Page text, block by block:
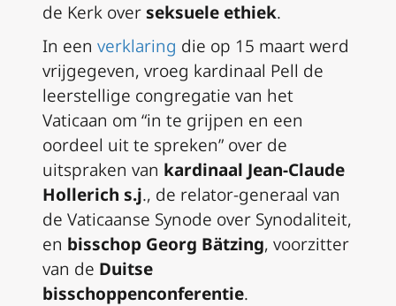
de Kerk overseksuele ethiek.
In een verklaring die op 15 maart werd
vrijgegeven, vroeg kardinaal Pell de
leerstellige congregatie van het
Vaticaan om “in te grijpen en een
oordeel uit te spreken” over de
uitspraken van kardinaal Jean-Claude
Hollerich s.j., de relator-generaal van
de Vaticaanse Synode over Synodaliteit,
en bisschop Georg Bätzing, voorzitter
van de Duitse
bisschoppenconferentie.